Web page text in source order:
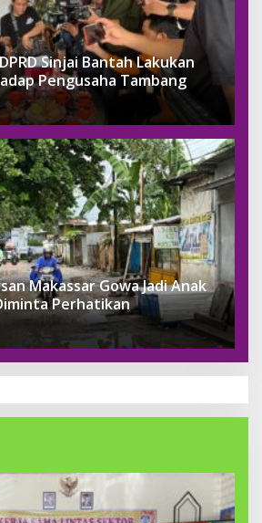
Sinjai Bantah Lakukan
Pengusaha Tambang
Makassar Gowa Jadi Anak
Perhatikan